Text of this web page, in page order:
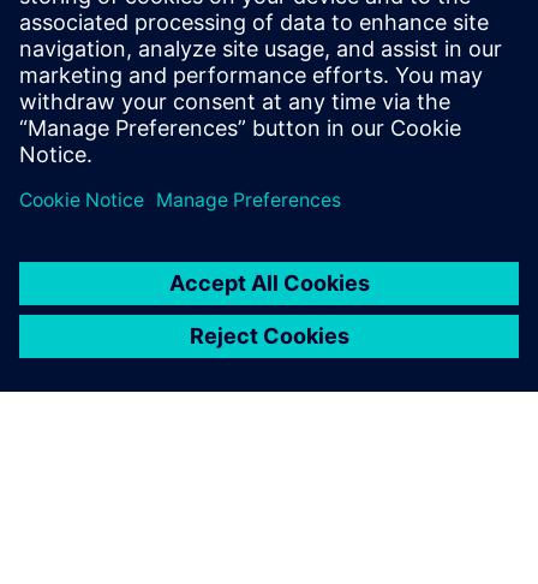
• Nadzor in upravljanje objavljanja in porabe podatkov
za brezhibno interoperabilnost